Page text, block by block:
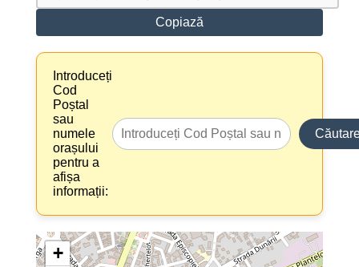
Copiază
Introduceți
Cod
Poștal
sau
numele
orașului
pentru a
afișa
informații:
+